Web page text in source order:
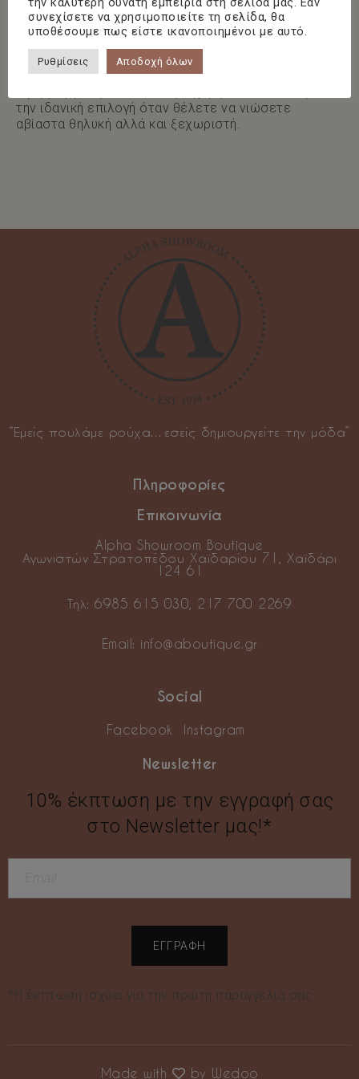
φόρεμα, με εντυπωσιακό φλοράλ τύπωμα και άνετο
ντεκολτέ που κλείνει με λάστιχο. Η χαλαρή
την ιδανική επιλογή όταν θέλετε να νιώσετε
αβίαστα θηλυκή αλλά και ξεχωριστή.
“Εμείς πουλάμε ρούχα…εσείς δημιουργείτε την μόδα”
Πληροφορίες
Επικοινωνία
Alpha Showroom Boutique
Αγωνιστών Στρατοπέδου Χαϊδαρίου 71, Χαϊδάρι
124 61
Τηλ: 6985 615 030 217 700 2269
Email: info@aboutique.gr
Social
Facebook Instagram
Newsletter
10% έκπτωση με την εγγραφή σας
στο Newsletter μας!*
*Η έκπτωση ισχύει για την πρώτη παραγγελία σας
Made with by Wedoo
συνεχίσετε να χρησιμοποιείτε τη σελίδα, θα
υποθέσουμε πως είστε ικανοποιημένοι με αυτό.
Ρυθμίσεις Αποδοχή όλων